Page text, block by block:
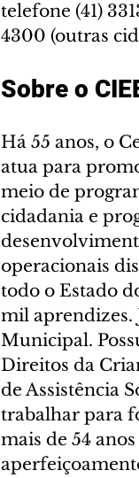
telefone (41)
4300 (outras
Sobre o
Há 55 anos, o
atua para
meio de
cidadania e
operacionais
todo o Estado
mil aprendizes.
Municipal.
Direitos da
de Assistência
trabalhar para
mais de 54